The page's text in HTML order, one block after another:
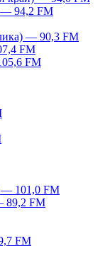
— 94,2 FM
— 90,3 FM
FM
FM
— 101,0 FM
89,2 FM
FM